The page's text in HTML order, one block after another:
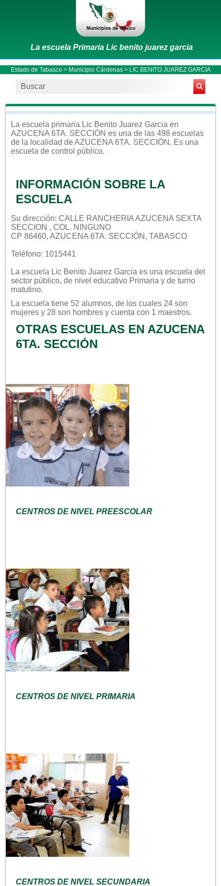
La escuela Primaria Lic benito juarez garcia
Estado de Tabasco> Municipio Cárdenas> LIC BENITO JUAREZ GARCIA
La escuela primaria Lic Benito Juarez Garcia en
AZUCENA 6TA. SECCIÓN es una de las 498 escuelas
de la localidad deAZUCENA 6TA. SECCIÓN . Es una
escuela de control público.
INFORMACIÓN SOBRE LA
ESCUELA
Su dirección: CALLE RANCHERIA AZUCENA SEXTA
SECCION , COL. NINGUNO
CP 86460, AZUCENA 6TA. SECCIÓN, TABASCO
Teléfono: 1015441
La escuela Lic Benito Juarez Garcia es una escuela del
sector público, de nivel educativo Primaria y de turno
matutino.
La escuela tiene 52 alumnos, de los cuales 24 son
mujeres y 28 son hombres y cuenta con 1 maestros.
OTRAS ESCUELAS EN AZUCENA
6TA. SECCIÓN
CENTROS DE NIVEL PREESCOLAR
CENTROS DE NIVEL PRIMARIA
CENTROS DE NIVEL SECUNDARIA